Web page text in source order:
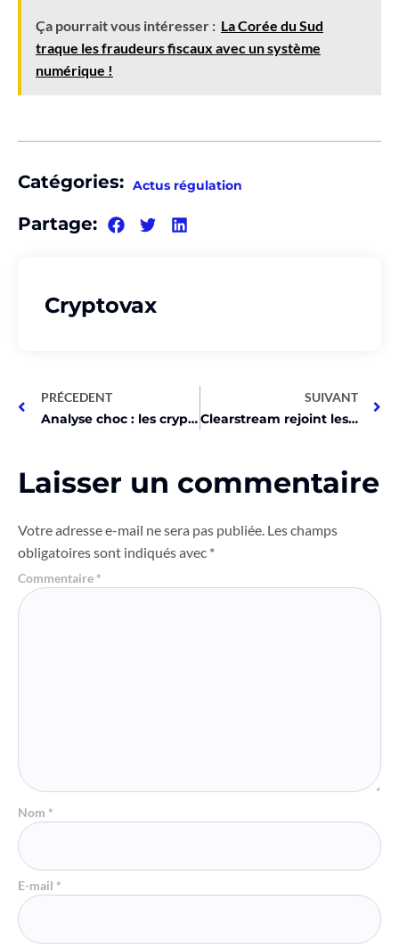
Ça pourrait vous intéresser : La Corée du Sud
traque les fraudeurs fiscaux avec un système
numérique !
Catégories: Actus régulation
Partage:
Cryptovax
PRÉCEDENT
Analyse choc : les cryptos s’effondrent, vendez tout !
SUIVANT
Clearstream rejoint les essais de la BCE sur les CBDC en gros avec des titres tokenisés
Laisser un commentaire
Votre adresse e-mail ne sera pas publiée. Les champs
obligatoires sont indiqués avec *
Commentaire *
Nom *
E-mail *